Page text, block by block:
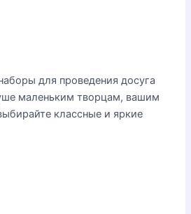
для проведения досуга
маленьким творцам, вашим
классные и яркие